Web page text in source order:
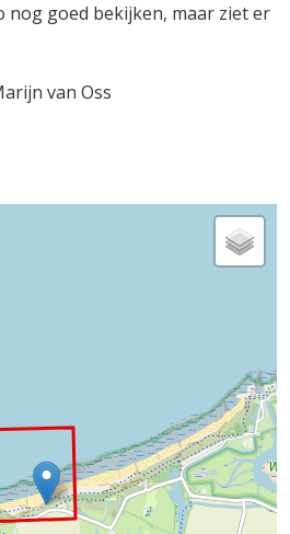
nog goed bekijken, maar ziet er
van Oss